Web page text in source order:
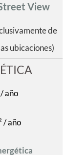
View
de
ubicaciones)
año
/ año